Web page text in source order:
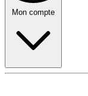
Mon compte